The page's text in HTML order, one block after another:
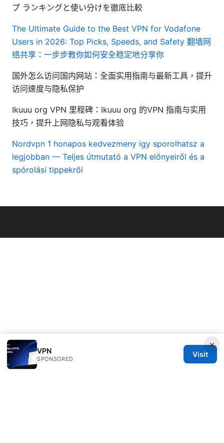
プ ランキングと使い分けを徹底比較
The Ultimate Guide to the Best VPN for Vodafone
Users in 2026: Top Picks, Speeds, and Safety 翻墙网
络共享：一步步教你如何安全稳定地分享你
国外怎么访问国内网站：全面实用指南与最新工具，提升
访问速度与隐私保护
Ikuuu org VPN 里程碑：Ikuuu org 的VPN 指南与实用
技巧，提升上网隐私与观看体验
Nordvpn 1 honapos kedvezmeny igy sporolhatsz a
legjobban — Teljes útmutató a VPN előnyeiről és a
spórolási tippekről
×
VPN
SPONSORED
Visit